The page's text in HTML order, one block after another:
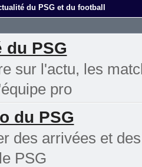
du PSG et du football
PSG
sur l'actu, les
pro
du PSG
des arrivées et
PSG